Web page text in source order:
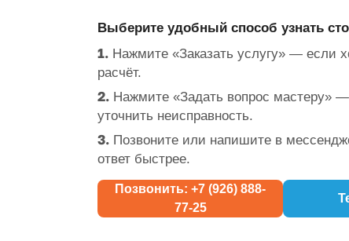
Выберите удобный способ узнать
1. Нажмите «Заказать услугу» — если
расчёт.
2. Нажмите «Задать вопрос мастеру»
уточнить неисправность.
3. Позвоните или напишите в
ответ быстрее.
Позвонить: +7 (926) 888-
77-25